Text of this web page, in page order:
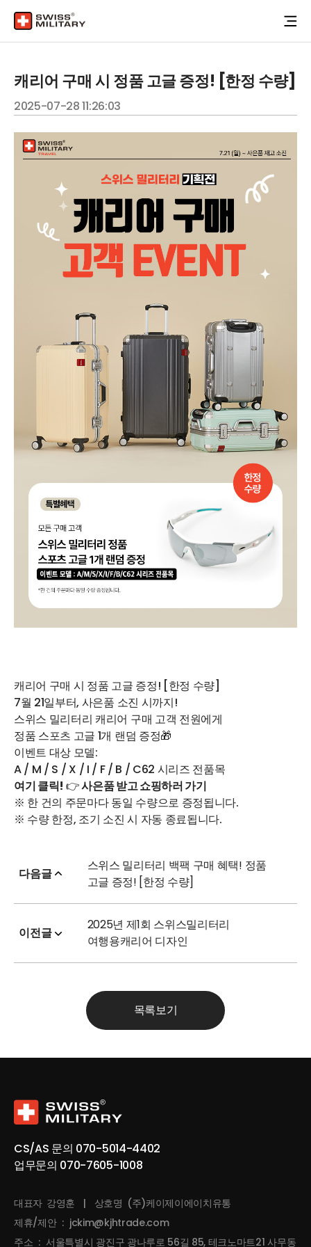
캐리어 구매 시 정품 고글 증정! [한정 수량]
2025-07-28 11:26:03
캐리어 구매 시 정품 고글 증정! [한정 수량]
7월 21일부터, 사은품 소진 시까지!
스위스 밀리터리 캐리어 구매 고객 전원에게
정품 스포츠 고글 1개 랜덤 증정🎁
이벤트 대상 모델:
A / M / S / X / I / F / B / C62 시리즈 전품목
여기 클릭! 👉사은품 받고 쇼핑하러 가기
※ 한 건의 주문마다 동일 수량으로 증정됩니다.
※ 수량 한정, 조기 소진 시 자동 종료됩니다.
다음글
스위스 밀리터리 백팩 구매 혜택! 정품
고글 증정! [한정 수량]
이전글
2025년 제1회 스위스밀리터리
여행용캐리어 디자인
목록보기
CS/AS 문의 070-5014-4402
업무문의 070-7605-1008
대표자 강영훈 | 상호명 (주)케이제이에이치유통
제휴/제안 : jckim@kjhtrade.com
주소 : 서울특별시 광진구 광나루로 56길 85, 테크노마트21 사무동